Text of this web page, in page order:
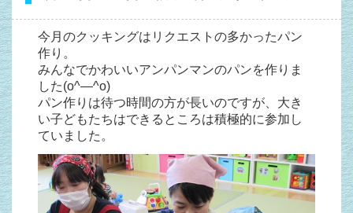
今月のクッキングはリクエストの多かったパン
作り。
みんなでかわいいアンパンマンのパンを作りま
した(o^―^o)
パン作りは待つ時間の方が長いのですが、大き
い子どもたちはできるところは積極的に参加し
ていました。